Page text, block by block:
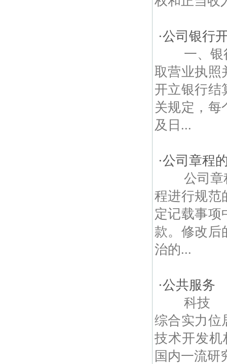
·公司银行
一、银行
取营业执照
开立银行结
关规定，每
及日...
·公司章程
公司章程
程进行规范
定记载事项
款。修改后
治的...
·公共服务
科技 南
综合实力位
技术开发机
国内一流研